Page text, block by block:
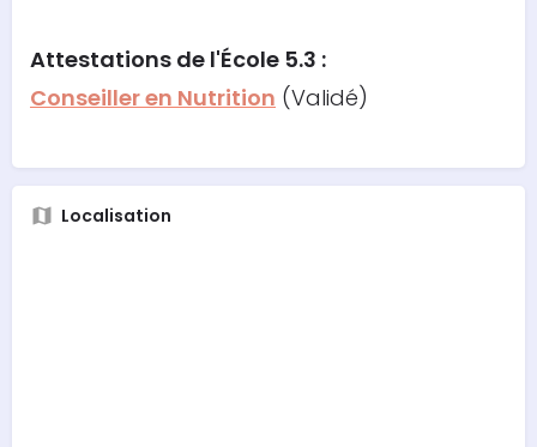
Attestations de l'École 5.3 :
Conseiller en Nutrition (Validé)
Localisation